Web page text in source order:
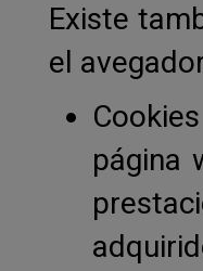
Existe
el
página